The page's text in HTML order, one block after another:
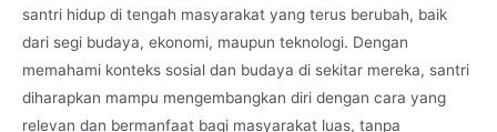
santri hidup di tengah masyarakat yang terus berubah, baik
dari segi budaya, ekonomi, maupun teknologi. Dengan
memahami konteks sosial dan budaya di sekitar mereka, santri
diharapkan mampu mengembangkan diri dengan cara yang
relevan dan bermanfaat bagi masyarakat luas, tanpa